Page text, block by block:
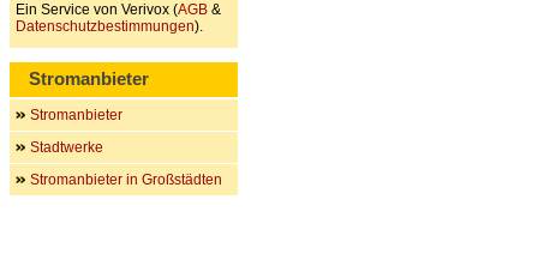
Ein Service von Verivox (AGB &
Datenschutzbestimmungen).
Stromanbieter
Stromanbieter
Stadtwerke
Stromanbieter in Großstädten